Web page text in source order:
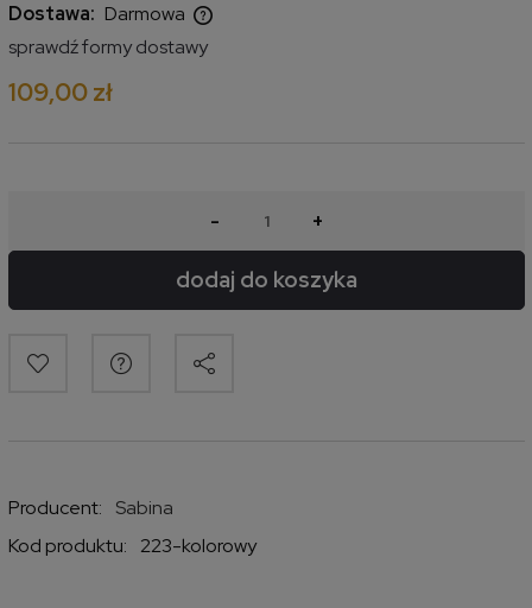
Dostawa: Darmowa
Cena nie zawiera ewentualnych kosztów płatności
sprawdź formy dostawy
109,00 zł
- +
dodaj do koszyka
Producent:
Sabina
Kod produktu:
223-kolorowy